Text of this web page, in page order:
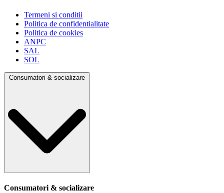
Termeni si conditii
Politica de confidentialitate
Politica de cookies
ANPC
SAL
SOL
Consumatori & socializare
Consumatori & socializare